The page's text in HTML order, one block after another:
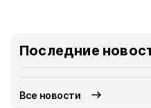
Последние
Все новости